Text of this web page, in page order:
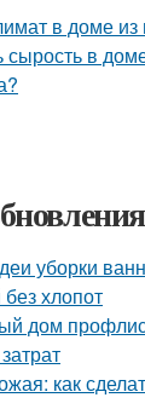
уборки
хлопот
дом
как